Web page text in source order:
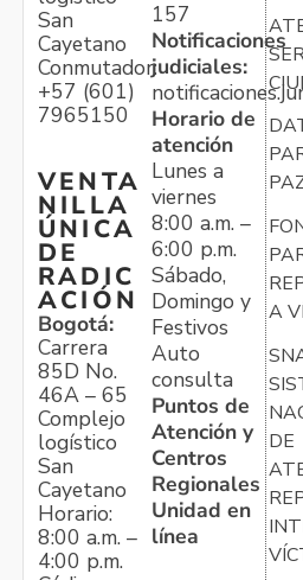
San
Cayetano
Conmutador:
+57 (601)
7965150
VENTA
NILLA
ÚNICA
DE
RADIC
ACIÓN
Bogotá:
Carrera
85D No.
46A – 65
Complejo
logístico
San
Cayetano
Horario:
8:00 a.m. –
4:00 p.m.
157
Notificaciones
judiciales:
Horario de
atención
Lunes a
viernes
8:00 a.m. –
6:00 p.m.
Sábado,
Domingo y
Festivos
Auto
consulta
Puntos de
Atención y
Centros
Regionales
Unidad en
línea
A
DE